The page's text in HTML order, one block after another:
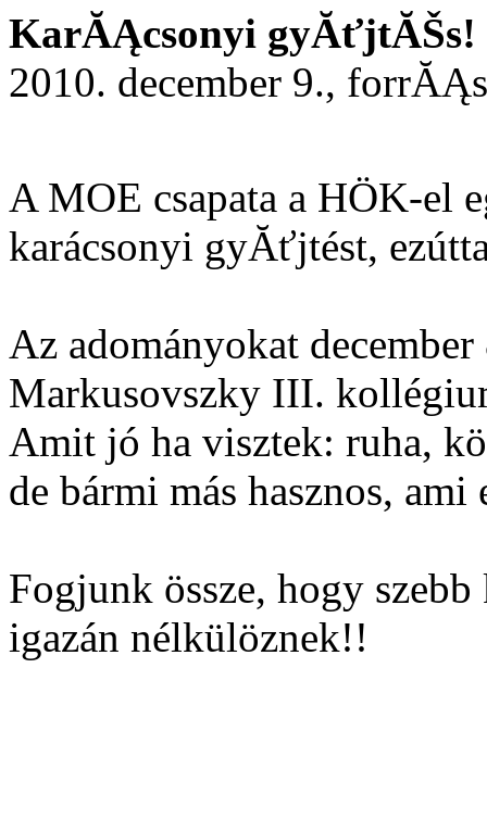
KarĂĄcsonyi gyĂťjtĂŠs!
2010. december 9.,
A MOE csapata a HÖK-el
karácsonyi gyĂťjtést,
Az adományokat
Markusovszky III.
Amit jó ha visztek: ruha,
de bármi más hasznos, ami
Fogjunk össze, hogy
igazán nélkülöznek!!